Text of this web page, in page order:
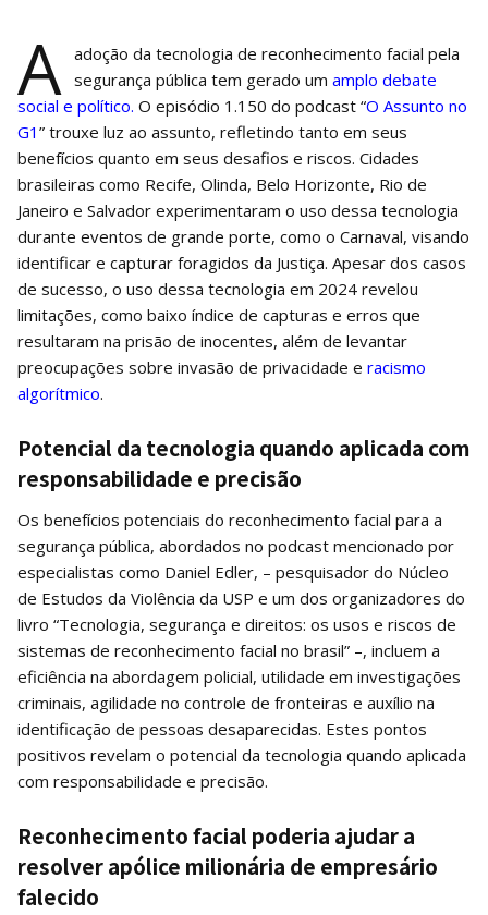
A adoção da tecnologia de reconhecimento facial pela
segurança pública tem gerado um amplo debate
social e político. O episódio 1.150 do podcast “O Assunto no
G1 ” trouxe luz ao assunto, refletindo tanto em seus
benefícios quanto em seus desafios e riscos. Cidades
brasileiras como Recife, Olinda, Belo Horizonte, Rio de
Janeiro e Salvador experimentaram o uso dessa tecnologia
durante eventos de grande porte, como o Carnaval, visando
identificar e capturar foragidos da Justiça. Apesar dos casos
de sucesso, o uso dessa tecnologia em 2024 revelou
limitações, como baixo índice de capturas e erros que
resultaram na prisão de inocentes, além de levantar
preocupações sobre invasão de privacidade e racismo
algorítmico.
Potencial da tecnologia quando aplicada com
responsabilidade e precisão
Os benefícios potenciais do reconhecimento facial para a
segurança pública, abordados no podcast mencionado por
especialistas como Daniel Edler, – pesquisador do Núcleo
de Estudos da Violência da USP e um dos organizadores do
livro “Tecnologia, segurança e direitos: os usos e riscos de
sistemas de reconhecimento facial no brasil” –, incluem a
eficiência na abordagem policial, utilidade em investigações
criminais, agilidade no controle de fronteiras e auxílio na
identificação de pessoas desaparecidas. Estes pontos
positivos revelam o potencial da tecnologia quando aplicada
com responsabilidade e precisão.
Reconhecimento facial poderia ajudar a
resolver apólice milionária de empresário
falecido